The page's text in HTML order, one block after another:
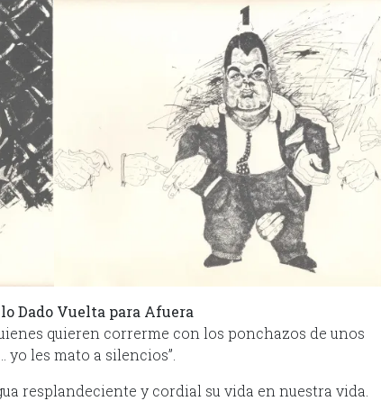
Dado Vuelta para Afuera
quieren correrme con los ponchazos de unos
les mato a silencios”.
resplandeciente y cordial su vida en nuestra vida.